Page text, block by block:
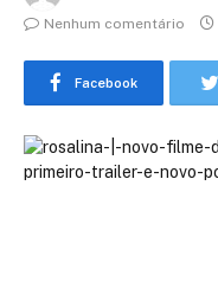
Nenhum comentário
Facebook